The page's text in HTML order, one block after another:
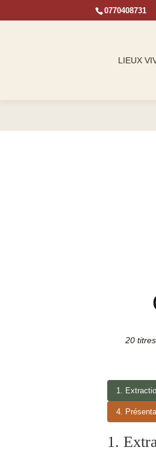
0770408731
LIEUX
20
1.
4.
1.